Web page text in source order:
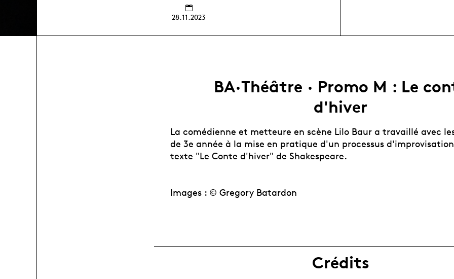
28.11.2023
BA·Théâtre · Promo M : Le
d'hiver
La comédienne et metteure en scène Lilo Baur a travaillé avec
de 3e année à la mise en pratique d'un processus
texte "Le Conte d'hiver" de Shakespeare.
Images : © Gregory Batardon
Crédits